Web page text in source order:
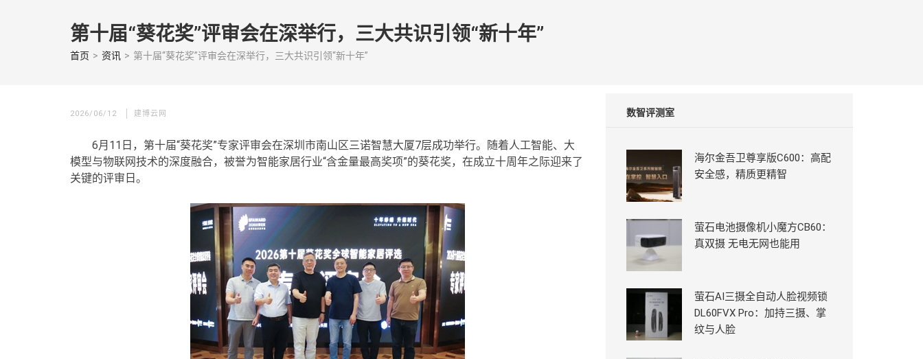
第十届“葵花奖”评审会在深举行，三大共识引领“新十年”
首页 > 资讯 > 第十届“葵花奖”评审会在深举行，三大共识引领“新十年”
2026/06/12 建博云网
6月11日，第十届“葵花奖”专家评审会在深圳市南山区三诺智慧大厦7层成功举行。随着人工智能、大
模型与物联网技术的深度融合，被誉为智能家居行业“含金量最高奖项”的葵花奖，在成立十周年之际迎来了
关键的评审日。
数智评测室
海尔金吾卫尊享版C600：高配
安全感，精质更精智
萤石电池摄像机小魔方CB60：
真双摄 无电无网也能用
萤石AI三摄全自动人脸视频锁
DL60FVX Pro：加持三摄、掌
纹与人脸